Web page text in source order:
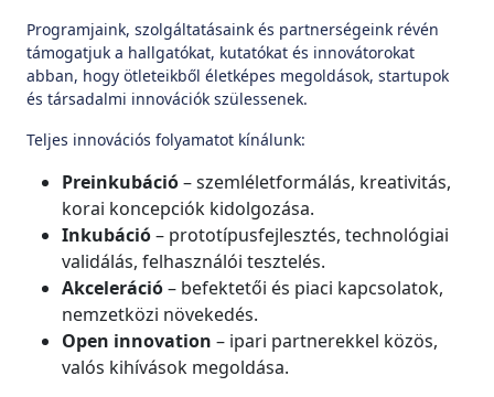
Programjaink, szolgáltatásaink és partnerségeink révén
támogatjuk a hallgatókat, kutatókat és innovátorokat
abban, hogy ötleteikből életképes megoldások, startupok
és társadalmi innovációk szülessenek.
Teljes innovációs folyamatot kínálunk:
Preinkubáció– szemléletformálás, kreativitás,
korai koncepciók kidolgozása.
Inkubáció– prototípusfejlesztés, technológiai
validálás, felhasználói tesztelés.
Akceleráció– befektetői és piaci kapcsolatok,
nemzetközi növekedés.
Open innovation – ipari partnerekkel közös,
valós kihívások megoldása.